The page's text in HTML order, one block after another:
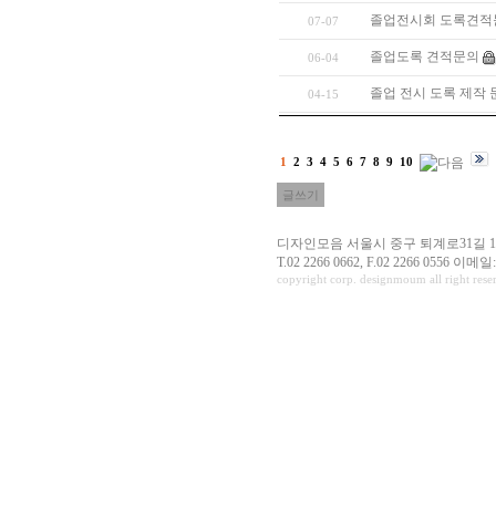
07-07 졸업전시회 도록견
06-04 졸업도록 견적문의
04-15 졸업 전시 도록 제작
1 2 3 4 5 6 7 8 9 10
글쓰기
디자인모음 서울시 중구 퇴계로31길
T.02 2266 0662, F.02 2266 0556 이메일
copyright corp. designmoum all right